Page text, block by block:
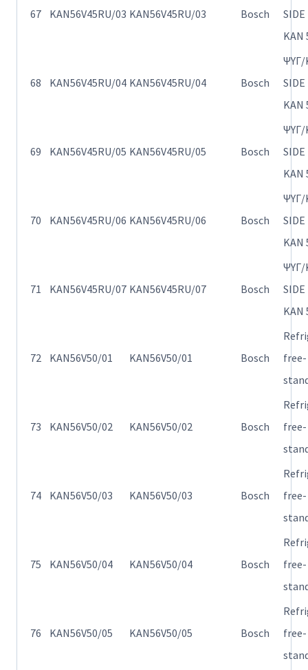
67 KAN56V45RU/03 KAN56V45RU/03 Bosch
SIDE
KAN
68 KAN56V45RU/04 KAN56V45RU/04 Bosch
SIDE
KAN
69 KAN56V45RU/05 KAN56V45RU/05 Bosch
SIDE
KAN
70 KAN56V45RU/06 KAN56V45RU/06 Bosch
SIDE
KAN
71 KAN56V45RU/07 KAN56V45RU/07 Bosch
SIDE
KAN
72 KAN56V50/01 KAN56V50/01 Bosch
free-
73 KAN56V50/02 KAN56V50/02 Bosch
free-
74 KAN56V50/03 KAN56V50/03 Bosch
free-
75 KAN56V50/04 KAN56V50/04 Bosch
free-
76 KAN56V50/05 KAN56V50/05 Bosch
free-